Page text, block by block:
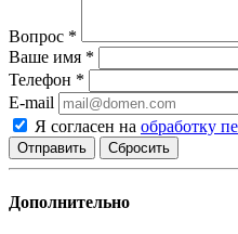
Вопрос *
Ваше имя *
Телефон *
E-mail
Я согласен на обработку
Сбросить
Дополнительно